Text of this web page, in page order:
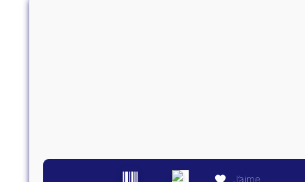
J’aime